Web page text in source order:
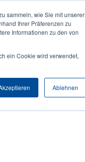
sammeln, wie Sie mit unserer
Ihrer Präferenzen zu
Informationen zu den von
ein Cookie wird verwendet,
Ablehnen
User
Anmelden / Registrieren